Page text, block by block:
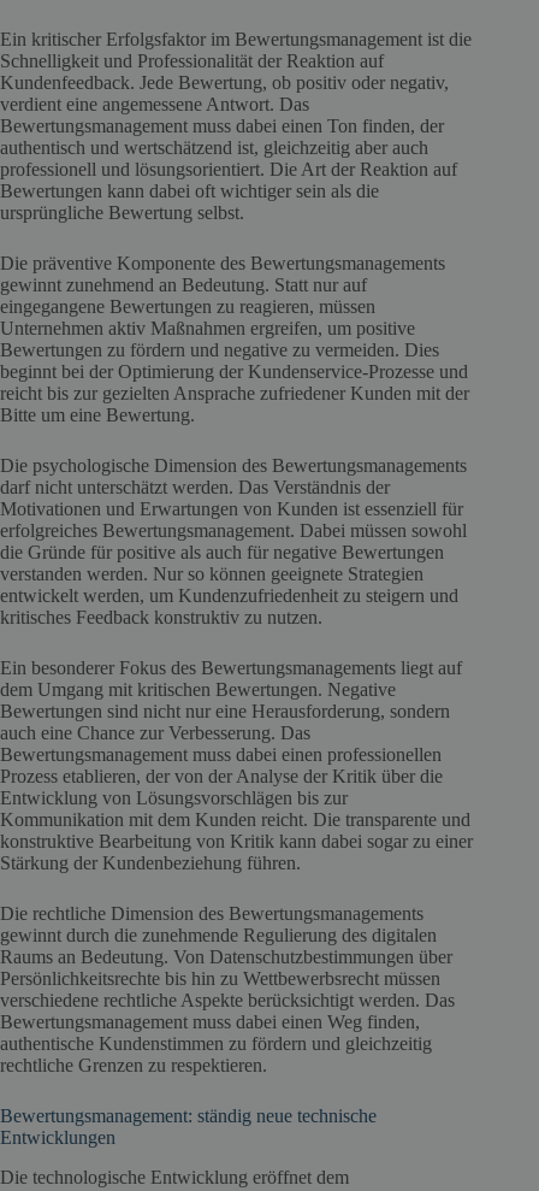
Ein kritischer Erfolgsfaktor im Bewertungsmanagement ist die
Schnelligkeit und Professionalität der Reaktion auf
Kundenfeedback. Jede Bewertung, ob positiv oder negativ,
verdient eine angemessene Antwort. Das
Bewertungsmanagement muss dabei einen Ton finden, der
authentisch und wertschätzend ist, gleichzeitig aber auch
professionell und lösungsorientiert. Die Art der Reaktion auf
Bewertungen kann dabei oft wichtiger sein als die
ursprüngliche Bewertung selbst.
Die präventive Komponente des Bewertungsmanagements
gewinnt zunehmend an Bedeutung. Statt nur auf
eingegangene Bewertungen zu reagieren, müssen
Unternehmen aktiv Maßnahmen ergreifen, um positive
Bewertungen zu fördern und negative zu vermeiden. Dies
beginnt bei der Optimierung der Kundenservice-Prozesse und
reicht bis zur gezielten Ansprache zufriedener Kunden mit der
Bitte um eine Bewertung.
Die psychologische Dimension des Bewertungsmanagements
darf nicht unterschätzt werden. Das Verständnis der
Motivationen und Erwartungen von Kunden ist essenziell für
erfolgreiches Bewertungsmanagement. Dabei müssen sowohl
die Gründe für positive als auch für negative Bewertungen
verstanden werden. Nur so können geeignete Strategien
entwickelt werden, um Kundenzufriedenheit zu steigern und
kritisches Feedback konstruktiv zu nutzen.
Ein besonderer Fokus des Bewertungsmanagements liegt auf
dem Umgang mit kritischen Bewertungen. Negative
Bewertungen sind nicht nur eine Herausforderung, sondern
auch eine Chance zur Verbesserung. Das
Bewertungsmanagement muss dabei einen professionellen
Prozess etablieren, der von der Analyse der Kritik über die
Entwicklung von Lösungsvorschlägen bis zur
Kommunikation mit dem Kunden reicht. Die transparente und
konstruktive Bearbeitung von Kritik kann dabei sogar zu einer
Stärkung der Kundenbeziehung führen.
Die rechtliche Dimension des Bewertungsmanagements
gewinnt durch die zunehmende Regulierung des digitalen
Raums an Bedeutung. Von Datenschutzbestimmungen über
Persönlichkeitsrechte bis hin zu Wettbewerbsrecht müssen
verschiedene rechtliche Aspekte berücksichtigt werden. Das
Bewertungsmanagement muss dabei einen Weg finden,
authentische Kundenstimmen zu fördern und gleichzeitig
rechtliche Grenzen zu respektieren.
Bewertungsmanagement: ständig neue technische
Entwicklungen
Die technologische Entwicklung eröffnet dem